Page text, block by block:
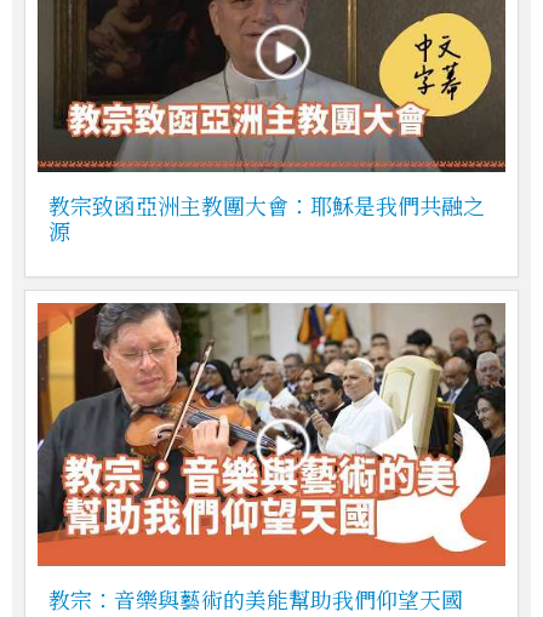
教宗致函亞洲主教團大會：耶穌是我們共融之
源
教宗：音樂與藝術的美能幫助我們仰望天國